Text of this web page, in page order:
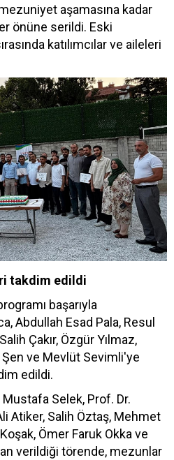
aşamasına kadar
önüne serildi. Eski
katılımcılar ve aileleri
takdim edildi
başarıyla
Abdullah Esad Pala, Resul
Çakır, Özgür Yılmaz,
ve Mevlüt Sevimli'ye
edildi.
Selek, Prof. Dr.
Atiker, Salih Öztaş, Mehmet
Ömer Faruk Okka ve
verildiği törende, mezunlar